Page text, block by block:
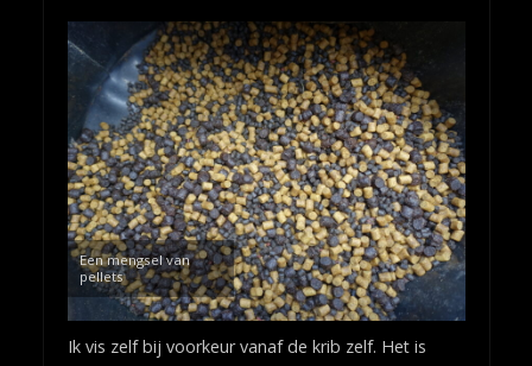
Een mengsel van
pellets
Ik vis zelf bij voorkeur vanaf de krib zelf. Het is